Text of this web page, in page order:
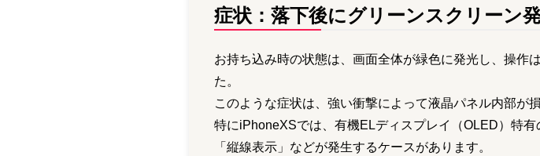
症状：落下後にグリーンスクリーン
お持ち込み時の状態は、画面全体が緑色に発光し、操作
た。
このような症状は、強い衝撃によって液晶パネル内部が
特にiPhoneXSでは、有機ELディスプレイ（OLED）特
「縦線表示」などが発生するケースがあります。